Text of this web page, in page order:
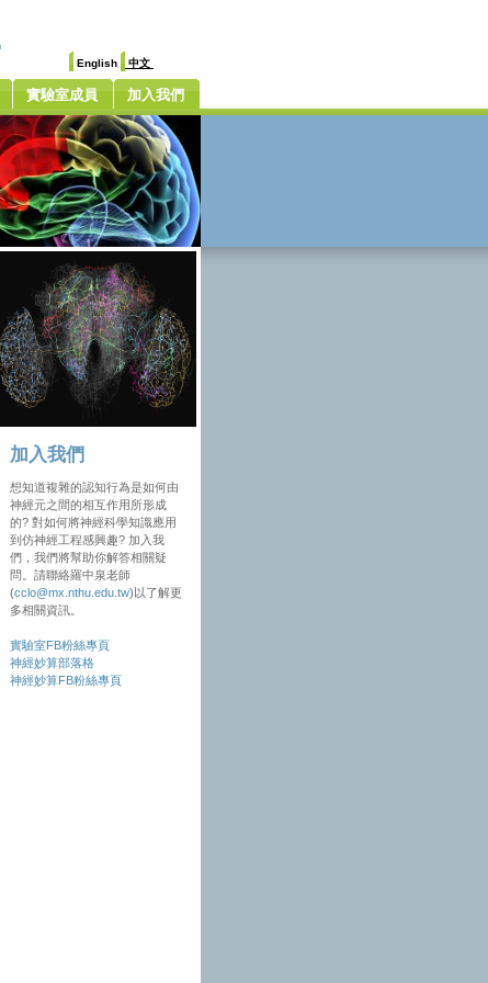
English 中文
實驗室成員 加入我們
加入我們
想知道複雜的認知行為是如何由
神經元之間的相互作用所形成
的? 對如何將神經科學知識應用
到仿神經工程感興趣? 加入我
們，我們將幫助你解答相關疑
問。請聯絡羅中泉老師
(cclo@mx.nthu.edu.tw)以了解更
多相關資訊。
實驗室FB粉絲專頁
神經妙算部落格
神經妙算FB粉絲專頁